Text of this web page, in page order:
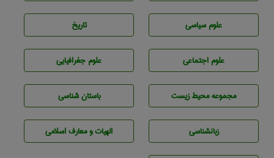
علوم سياسی تاريخ
علوم اجتماعی علوم جغرافيايی
مجموعه محيط زيست باستان شناسی
زبانشناسی الهیات و معارف اسلامی